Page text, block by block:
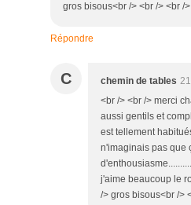
gros bisous<br /> <br /> <br /
Répondre
C chemin de tables
<br /> <br /> merci
aussi gentils et
est tellement
n'imaginais pas que
j'aime beaucoup le
/> gros bisous<br />